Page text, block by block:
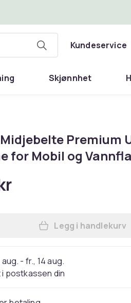
Kundeservice
Skjønnhet
Premium
for Mobil og
Legg
Legg i handlekurv
aug. - fr., 14 aug.
postkassen din